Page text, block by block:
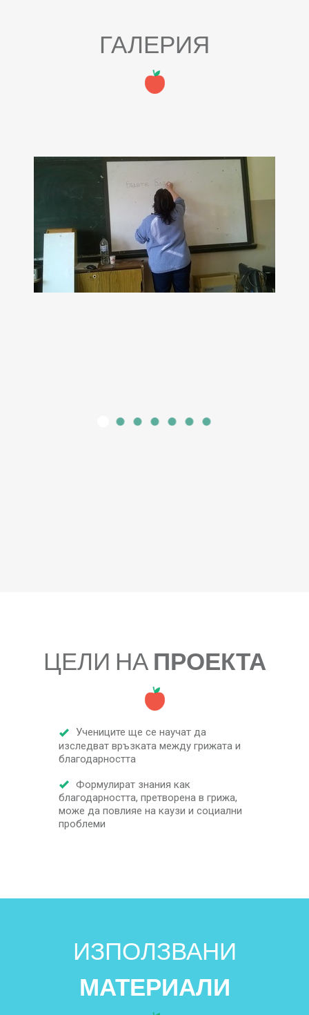
ГАЛЕРИЯ
ЦЕЛИ НА ПРОЕКТА
Учениците ще се научат да
изследват връзката между грижата и
благодарността
Формулират знания как
благодарността, претворена в грижа,
може да повлияе на каузи и социални
проблеми
ИЗПОЛЗВАНИ
МАТЕРИАЛИ